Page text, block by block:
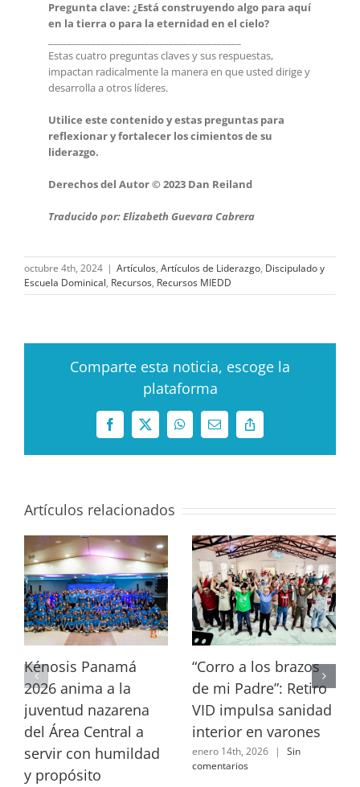
Pregunta clave: ¿Está construyendo algo para aquí
en la tierra o para la eternidad en el cielo?
Estas cuatro preguntas claves y sus respuestas,
impactan radicalmente la manera en que usted dirige y
desarrolla a otros líderes.
Utilice este contenido y estas preguntas para
reflexionar y fortalecer los cimientos de su
liderazgo.
Derechos del Autor © 2023 Dan Reiland
Traducido por: Elizabeth Guevara Cabrera
octubre 4th, 2024 | Artículos, Artículos de Liderazgo, Discipulado y
Escuela Dominical, Recursos, Recursos MIEDD
Comparte esta noticia, escoge la
plataforma
Facebook
X WhatsAppCorreo
electrónico
Copy
Link
Artículos relacionados
Kénosis Panamá
2026 anima a la
juventud nazarena
del Área Central a
servir con humildad
y propósito
“Corro a los brazos
de mi Padre”: Retiro
VID impulsa sanidad
interior en varones
enero 14th, 2026 |
Sin
comentarios